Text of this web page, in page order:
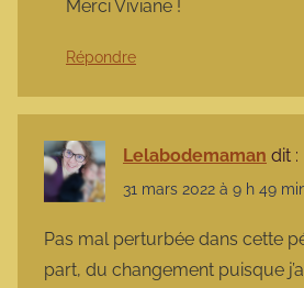
Merci Viviane !
Répondre
Lelabodemaman dit :
31 mars 2022 à 9 h 49
Pas mal perturbée dans cette
part, du changement puisque